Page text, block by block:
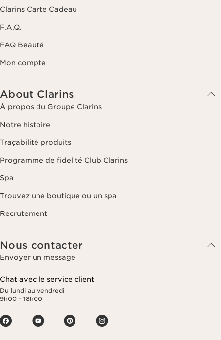
Clarins Carte Cadeau
F.A.Q.
FAQ Beauté
Mon compte
About Clarins
À propos du Groupe Clarins
Notre histoire
Traçabilité produits
Programme de fidelité Club Clarins
Spa
Trouvez une boutique ou un spa
Recrutement
Nous contacter
Envoyer un message
Chat avec le service client
Du lundi au vendredi
9h00 - 18h00